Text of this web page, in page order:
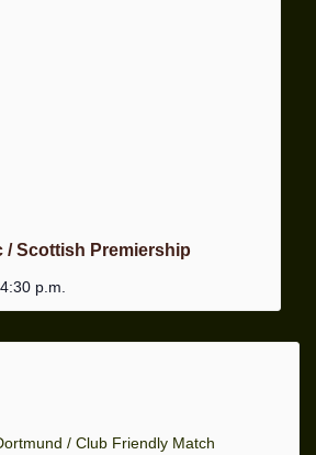
/ Scottish Premiership
4:30 p.m.